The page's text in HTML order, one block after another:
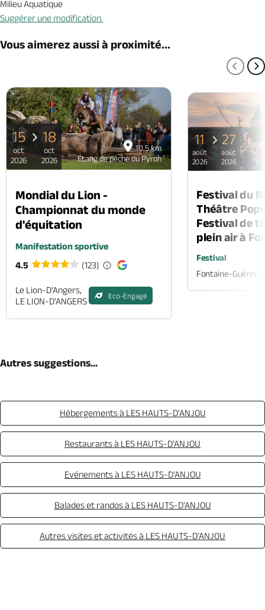
Milieu Aquatique
Suggérer une modification.
Vous aimerez aussi à proximité...
10.5 km
Étang de pêche du Pyron
15
oct
2026
18
oct
2026
Mondial du Lion -
Championnat du monde
d'équitation
Manifestation sportive
4.5
(123)
Le Lion-D'Angers,
LE LION-D'ANGERS
Eco-Engagé
11
août
2026
27
août
2026
Festival du
Théâtre
Festival de
plein air à
Festival
Fontaine-Guérin,
Autres suggestions...
Hébergements à LES HAUTS-D'ANJOU
Restaurants à LES HAUTS-D'ANJOU
Evénements à LES HAUTS-D'ANJOU
Balades et randos à LES HAUTS-D'ANJOU
Autres visites et activités à LES HAUTS-D'ANJOU